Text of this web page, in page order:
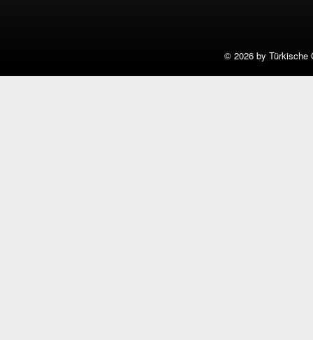
© 2026 by Türkische